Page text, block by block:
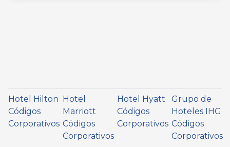
Hotel Hilton
Códigos
Corporativos
Hotel
Marriott
Códigos
Corporativos
Hotel Hyatt
Códigos
Corporativos
Grupo de
Hoteles IHG
Códigos
Corporativos